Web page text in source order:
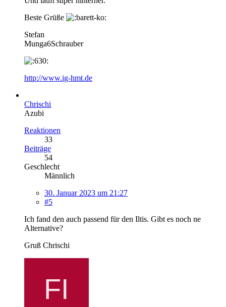
Beste Grüße
Stefan
Munga6Schrauber
http://www.ig-hmt.de
Chrischi
Azubi
Reaktionen
33
Beiträge
54
Geschlecht
Männlich
30. Januar 2023 um 21:27
#5
Ich fand den auch passend für den Iltis. Gibt es noch ne
Alternative?
Gruß Chrischi